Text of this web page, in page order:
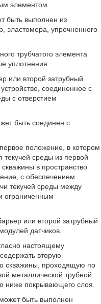
элементом.
быть выполнен из
эластомера, упрочненного
трубчатого элемента
уплотнения.
или второй затрубный
соединенное с
с отверстием
быть соединен с
положение, в котором
текучей среды из первой
в пространство
с обеспечением
текучей среды между
ограниченным
или второй затрубный
датчиков.
настоящему
вторую
скважины, проходящую по
металлической трубной
ниже покрывающего слоя.
быть выполнен